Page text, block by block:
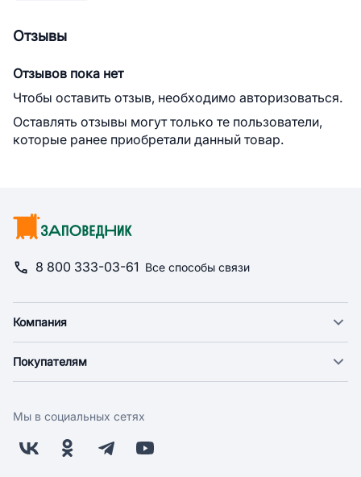
Отзывы
Отзывов пока нет
Чтобы оставить отзыв, необходимо авторизоваться.
Оставлять отзывы могут только те пользователи,
которые ранее приобретали данный товар.
8 800 333-03-61 Все способы связи
Компания
Новости
Поставщикам
Заводчикам
Покупателям
Оплата
Бонусная программа
Мы в социальных сетях